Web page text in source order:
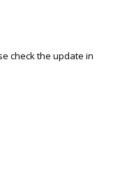
check the update in